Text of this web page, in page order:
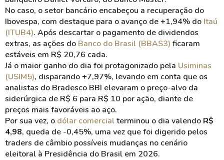
No caso, o setor bancário encabeçou a recuperação do
Ibovespa, com destaque para o avanço de +1,94% do Itaú
(ITUB4). Após descartar o pagamento de dividendos
extras, as ações do Banco do Brasil (BBAS3) ficaram
estáveis em R$ 20,76 cada.
Já o maior ganho do dia foi protagonizado pela Usiminas
(USIM5), disparando +7,97%, levando em conta que os
analistas do Bradesco BBI elevaram o preço-alvo da
siderúrgica de R$ 6 para R$ 10 por ação, diante de
preços mais favoráveis ao aço.
Por sua vez, o dólar comercialterminou o dia valendo R$
4,98, queda de -0,45%, uma vez que foi digerido pelos
traders de câmbio possíveis mudanças no cenário
eleitoral à Presidência do Brasil em 2026.